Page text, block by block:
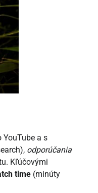
a s
odporúčania
Kľúčovými
time (minúty